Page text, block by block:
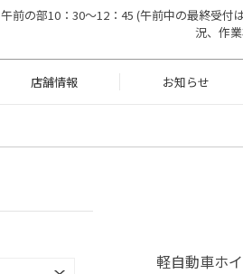
午前の部10：30～12：45 (午前中の最終受
況、作
店舗情報 お知らせ
軽自動車ホ